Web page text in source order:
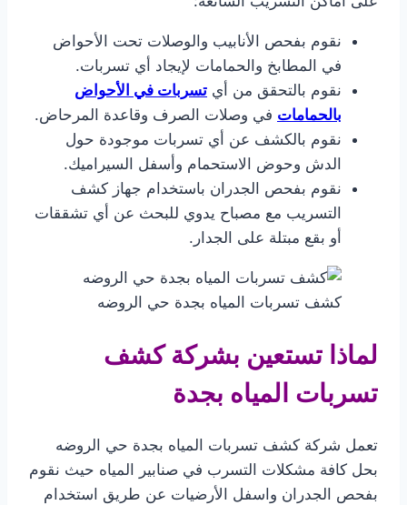
نقوم بفحص الأنابيب والوصلات تحت الأحواض
في المطابخ والحمامات لإيجاد أي تسربات.
نقوم بالتحقق من أي تسربات في الأحواض
بالحمامات في وصلات الصرف وقاعدة المرحاض.
نقوم بالكشف عن أي تسربات موجودة حول
الدش وحوض الاستحمام وأسفل السيراميك.
نقوم بفحص الجدران باستخدام جهاز كشف
التسريب مع مصباح يدوي للبحث عن أي تشققات
أو بقع مبتلة على الجدار.
كشف تسربات المياه بجدة حي الروضه
لماذا تستعين بشركة كشف
تسربات المياه بجدة
تعمل شركة كشف تسربات المياه بجدة حي الروضه
بحل كافة مشكلات التسرب في صنابير المياه حيث نقوم
بفحص الجدران واسفل الأرضيات عن طريق استخدام